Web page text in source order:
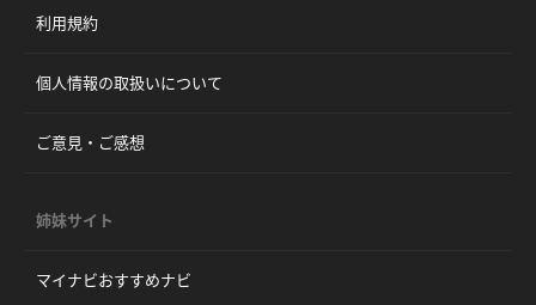
利用規約
個人情報の取扱いについて
ご意見・ご感想
姉妹サイト
マイナビおすすめナビ